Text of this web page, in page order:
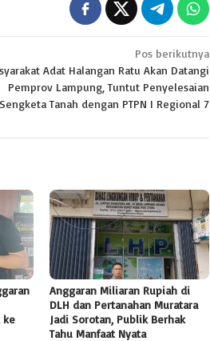
Pos berikutnya
Adat Halangan Ratu Akan Datangi
Pemprov Lampung, Tuntut Penyelesaian
Sengketa Tanah dengan PTPN I Regional 7
ke
Anggaran Miliaran Rupiah di
DLH dan Pertanahan Muratara
Jadi Sorotan, Publik Berhak
Tahu Manfaat Nyata